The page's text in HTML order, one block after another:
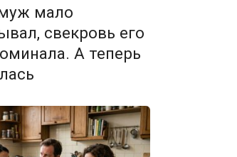
мало
свекровь его
А теперь